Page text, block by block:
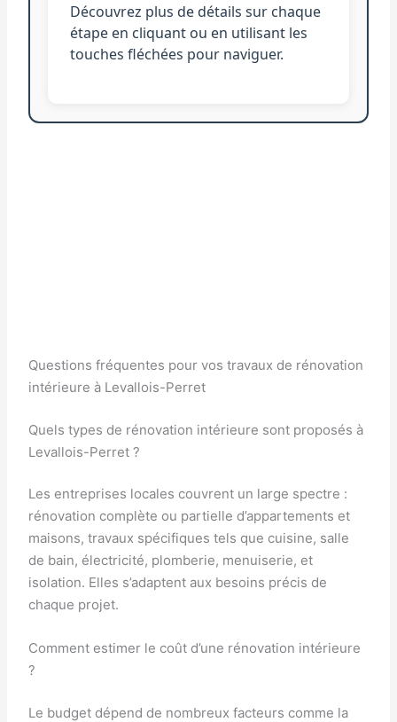
Découvrez plus de détails sur chaque
étape en cliquant ou en utilisant les
touches fléchées pour naviguer.
Questions fréquentes pour vos travaux de rénovation
intérieure à Levallois-Perret
Quels types de rénovation intérieure sont proposés à
Levallois-Perret ?
Les entreprises locales couvrent un large spectre :
rénovation complète ou partielle d’appartements et
maisons, travaux spécifiques tels que cuisine, salle
de bain, électricité, plomberie, menuiserie, et
isolation. Elles s’adaptent aux besoins précis de
chaque projet.
Comment estimer le coût d’une rénovation intérieure
?
Le budget dépend de nombreux facteurs comme la